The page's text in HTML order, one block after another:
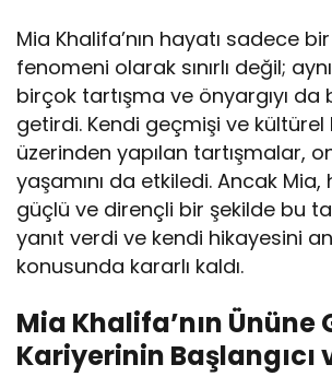
Mia Khalifa’nın hayatı sadece
fenomeni olarak sınırlı değil;
birçok tartışma ve önyargıyı
getirdi. Kendi geçmişi ve kültürel
üzerinden yapılan tartışmalar,
yaşamını da etkiledi. Ancak
güçlü ve dirençli bir şekilde bu
yanıt verdi ve kendi hikayesini
konusunda kararlı kaldı.
Mia Khalifa’nın Ününe
Kariyerinin Başlangıcı